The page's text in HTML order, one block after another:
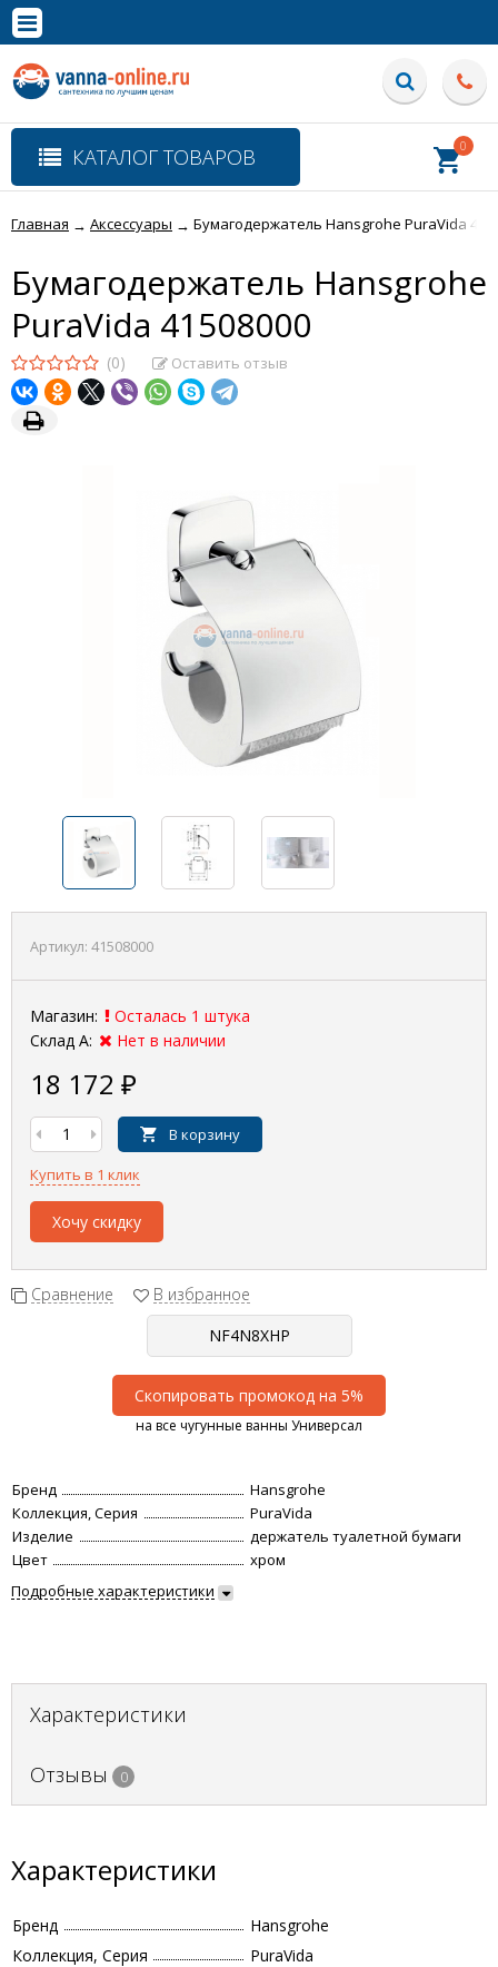
Полная версия сайта
КАТАЛОГ ТОВАРОВ 0
Главная → Аксессуары → Бумагодержатель Hansgrohe PuraVida
Бумагодержатель Hansgrohe
PuraVida 41508000
(0) Оставить отзыв
Артикул: 41508000
Магазин:
Осталась 1 штука
Склад А:
Нет в наличии
18 172 ₽
В корзину
Купить в 1 клик
Хочу скидку
Сравнение В избранное
Скопировать промокод на 5%
на все чугунные ванны Универсал
Бренд
Hansgrohe
Коллекция, Серия
PuraVida
Изделие
держатель туалетной бумаги
Цвет
хром
Подробные характеристики
Характеристики
Отзывы 0
Характеристики
Бренд
Hansgrohe
Коллекция, Серия
PuraVida